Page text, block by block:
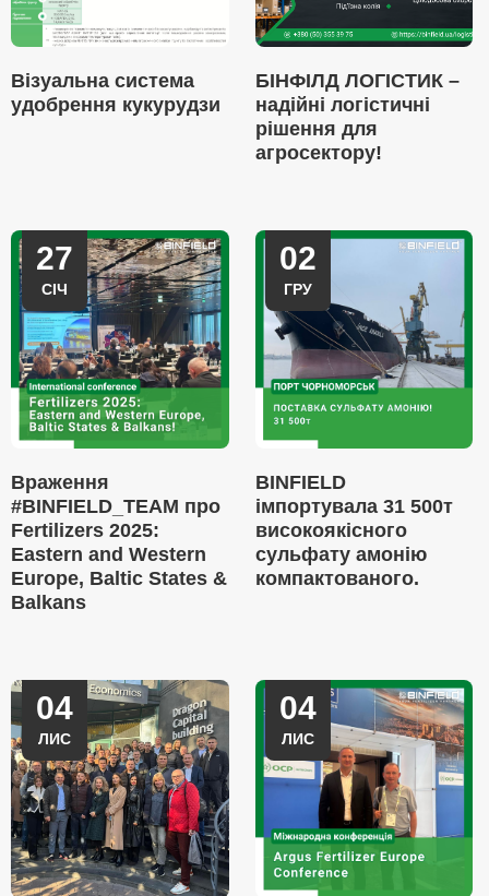
Візуальна система
удобрення кукурудзи
БІНФІЛД ЛОГІСТИК –
надійні логістичні
рішення для
агросектору!
27
СІЧ
Враження
#BINFIELD_TEAM про
Fertilizers 2025:
Eastern and Western
Europe, Baltic States &
Balkans
02
ГРУ
BINFIELD
імпортувала 31 500т
високоякісного
сульфату амонію
компактованого.
04
ЛИС
04
ЛИС